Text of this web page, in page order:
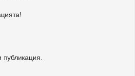
публикация.